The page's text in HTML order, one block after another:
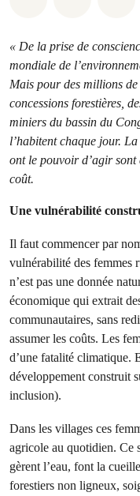
« De la prise de
mondiale de
Mais pour des millions
concessions forestières,
miniers du bassin du
l’habitent chaque jour.
ont le pouvoir d’agir sont
coût.
Une vulnérabilité
Il faut commencer par
vulnérabilité des femmes
n’est pas une donnée
économique qui extrait
communautaires, sans
assumer les coûts. Les
d’une fatalité climatique.
développement construit
inclusion).
Dans les villages ces
agricole au quotidien. Ce
gèrent l’eau, font la
forestiers non ligneux,